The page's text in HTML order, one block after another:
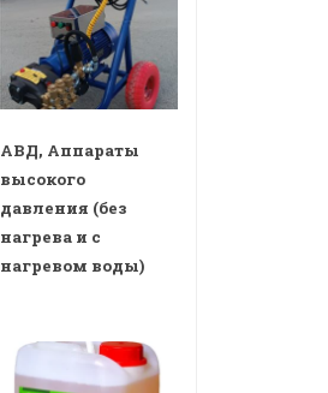
АВД, Аппараты
высокого
давления (без
нагрева и с
нагревом воды)